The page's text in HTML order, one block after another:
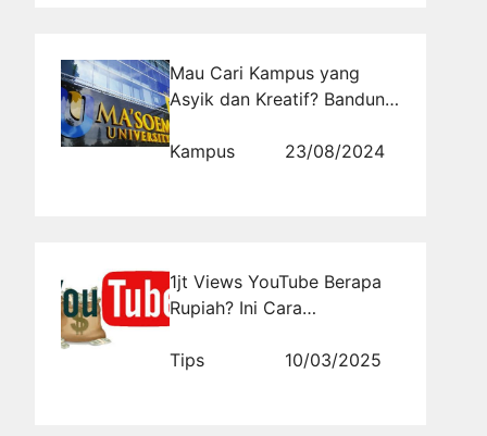
Mau Cari Kampus yang
Asyik dan Kreatif? Bandung
Kampus
23/08/2024
1jt Views YouTube Berapa
Rupiah? Ini Cara
Tips
10/03/2025